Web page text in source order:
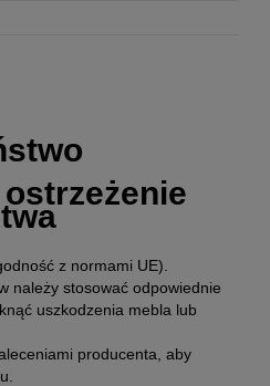
z normami UE).
należy stosować odpowiednie
uszkodzenia mebla lub
producenta, aby